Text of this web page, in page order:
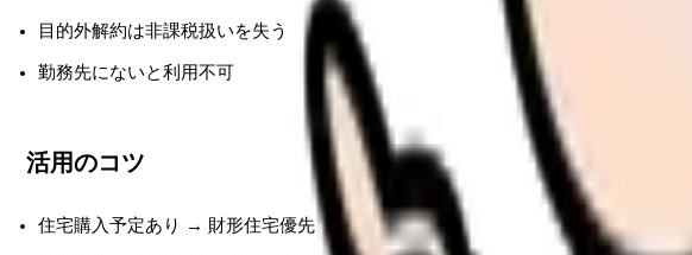
目的外解約は非課税扱いを失う
勤務先にないと利用不可
活用のコツ
住宅購入予定あり → 財形住宅優先